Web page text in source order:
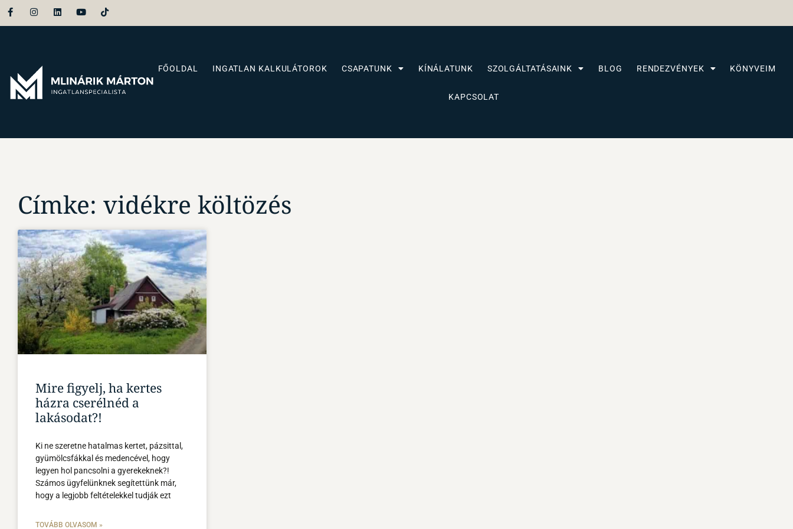
FŐOLDAL INGATLAN KALKULÁTOROK CSAPATUNK KÍNÁLATUNK SZOLGÁLTATÁSAINK BLOG RENDEZVÉNYEK KÖNYVEIM
KAPCSOLAT
Címke: vidékre költözés
Mire figyelj, ha kertes
házra cserélnéd a
lakásodat?!
Ki ne szeretne hatalmas kertet, pázsittal,
gyümölcsfákkal és medencével, hogy
legyen hol pancsolni a gyerekeknek?!
Számos ügyfelünknek segítettünk már,
hogy a legjobb feltételekkel tudják ezt
TOVÁBB OLVASOM »